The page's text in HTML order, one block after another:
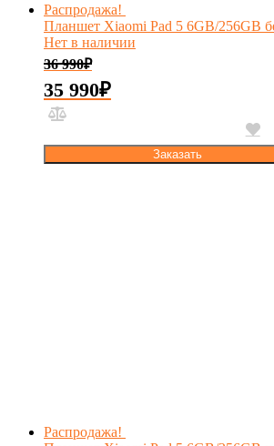
Распродажа!
Планшет Xiaomi Pad 5 6GB/256GB
Нет в наличии
36 990₽
35 990₽
Заказать
Распродажа!